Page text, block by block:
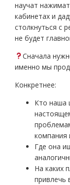
научат
кабинетах и
столкнуться с
не будет
Сначала
именно мы
Конкретнее:
Кто наша
компания
Где она
На каких
привлечь